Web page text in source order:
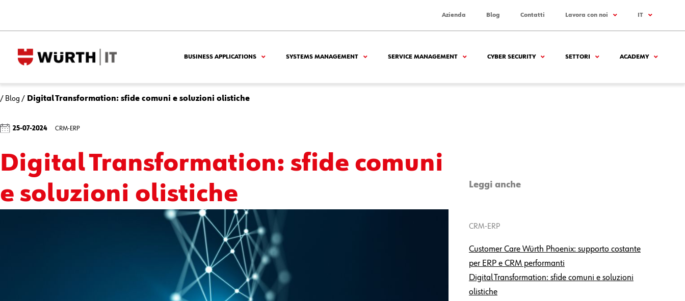
Azienda Blog Contatti Lavora con noi IT
BUSINESS APPLICATIONS SYSTEMS MANAGEMENT SERVICE MANAGEMENT CYBER SECURITY SETTORI ACADEMY
/ Blog / Digital Transformation: sfide comuni e soluzioni olistiche
25-07-2024 CRM-ERP
Digital Transformation: sfide comuni
e soluzioni olistiche
Leggi anche
CRM-ERP
Customer Care Würth Phoenix: supporto costante
per ERP e CRM performanti
Digital Transformation: sfide comuni e soluzioni
olistiche